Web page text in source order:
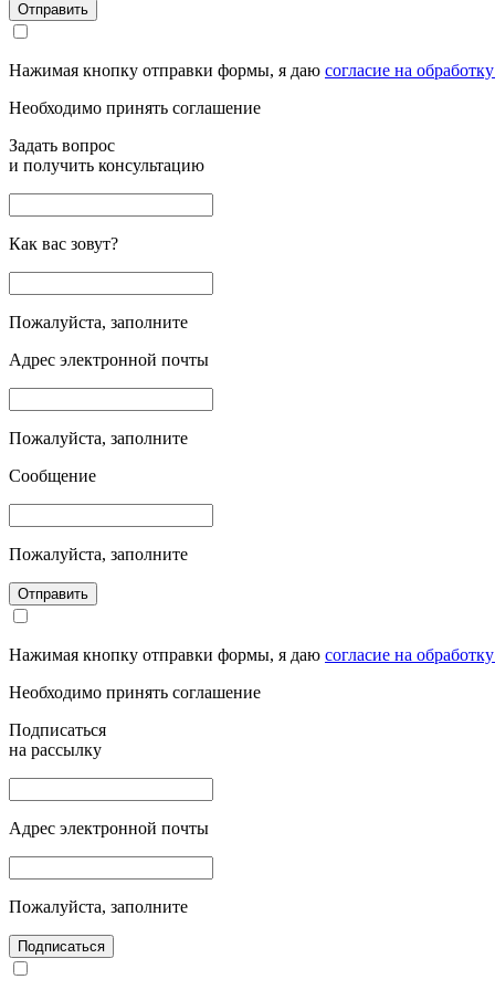
Отправить
Нажимая кнопку отправки формы, я даю согласие на
Необходимо принять соглашение
Задать вопрос
и получить консультацию
Как вас зовут?
Пожалуйста, заполните
Адрес электронной почты
Пожалуйста, заполните
Сообщение
Пожалуйста, заполните
Отправить
Нажимая кнопку отправки формы, я даю согласие на
Необходимо принять соглашение
Подписаться
на рассылку
Адрес электронной почты
Пожалуйста, заполните
Подписаться